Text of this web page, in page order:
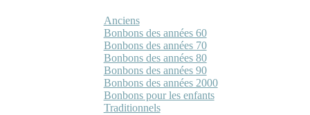
Anciens
Bonbons des années 60
Bonbons des années 70
Bonbons des années 80
Bonbons des années 90
Bonbons des années 2000
Bonbons pour les enfants
Traditionnels